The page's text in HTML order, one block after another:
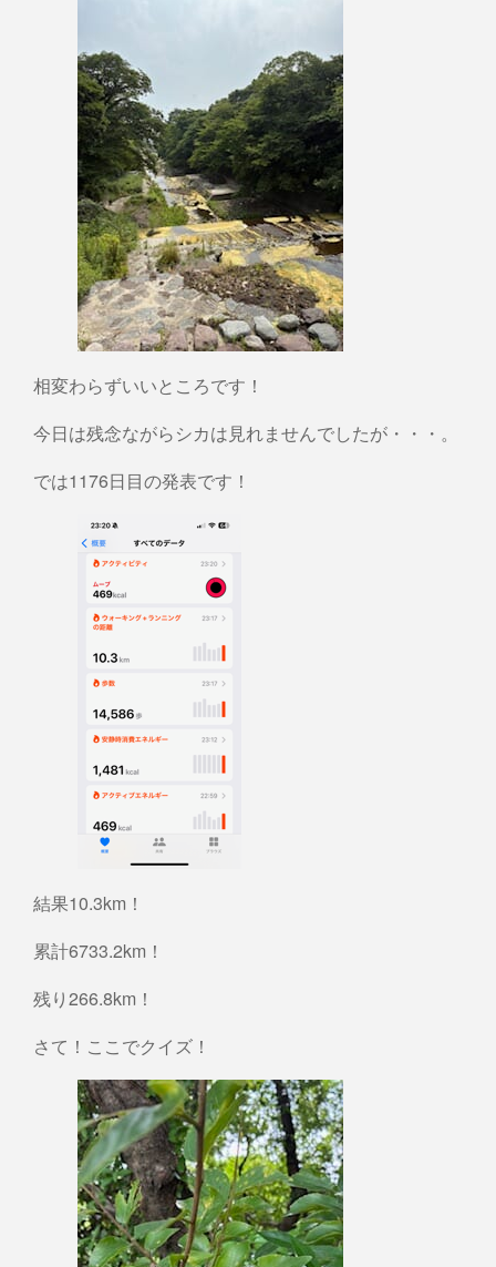
相変わらずいいところです！
今日は残念ながらシカは見れませんでしたが・・・。
では1176日目の発表です！
結果10.3km！
累計6733.2km！
残り266.8km！
さて！ここでクイズ！